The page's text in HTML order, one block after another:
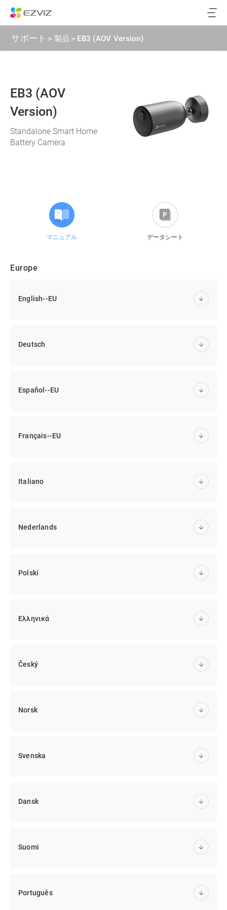
サポート > 製品 > EB3 (AOV Version)
EB3 (AOV
Version)
Standalone Smart Home
Battery Camera
マニュアル データシート
Europe
English--EU
Deutsch
Español--EU
Français--EU
Italiano
Nederlands
Polski
Ελληνικά
Český
Norsk
Svenska
Dansk
Suomi
Português